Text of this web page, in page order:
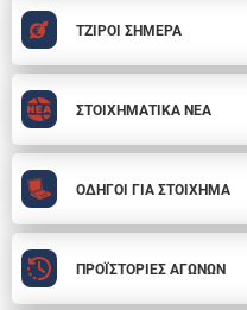
ΤΖΙΡΟΙ ΣΗΜΕΡΑ
ΣΤΟΙΧΗΜΑΤΙΚΑ ΝΕΑ
ΟΔΗΓΟΙ ΓΙΑ ΣΤΟΙΧΗΜΑ
ΠΡΟΪΣΤΟΡΙΕΣ ΑΓΩΝΩΝ